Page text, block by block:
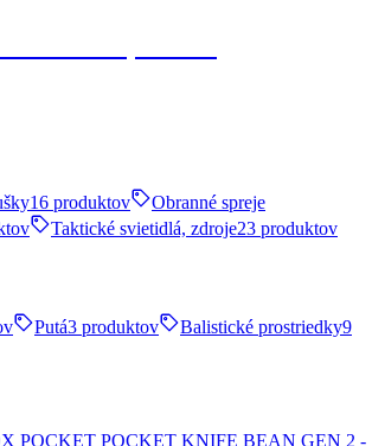
16 produktov
Obranné spreje
Taktické svietidlá, zdroje23 produktov
Putá3 produktov Balistické prostriedky9